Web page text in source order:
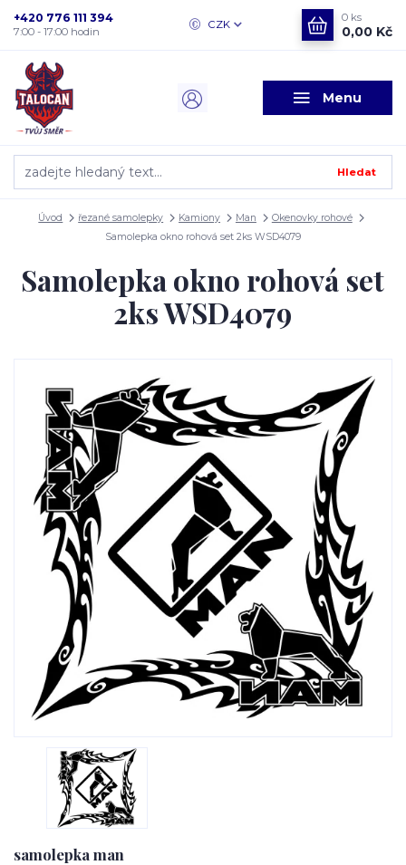
Menu
CZK
Hledat
+420 776 111 394
7:00 - 17:00 hodin
0 ks
0,00 Kč
Úvod řezané samolepky Kamiony Man
Okenovky rohové
Samolepka okno rohová set 2ks WSD4079
Samolepka okno rohová set
2ks WSD4079
samolepka man